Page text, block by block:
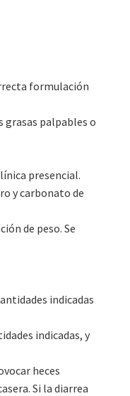
formulación
grasas palpables o
presencial.
y carbonato de
de peso. Se
indicadas
indicadas, y
heces
Si la diarrea